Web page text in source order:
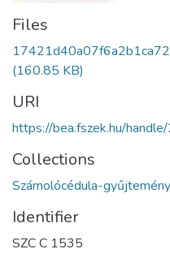
Files
(160.85 KB)
URI
https://bea.fszek.hu/
Collections
Számolócédula-gyűjtemény
Identifier
SZC C 1535